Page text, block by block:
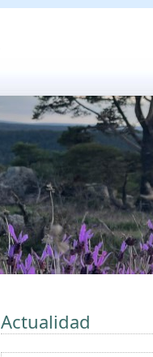
Actualidad